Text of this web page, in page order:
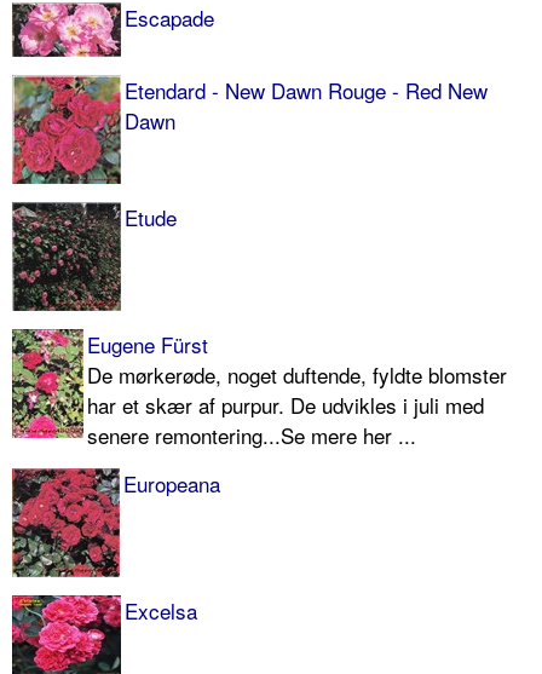
Escapade
Etendard - New Dawn Rouge - Red New
Dawn
Etude
Eugene Fürst
De mørkerøde, noget duftende, fyldte blomster
har et skær af purpur. De udvikles i juli med
senere remontering...Se mere her ...
Europeana
Excelsa